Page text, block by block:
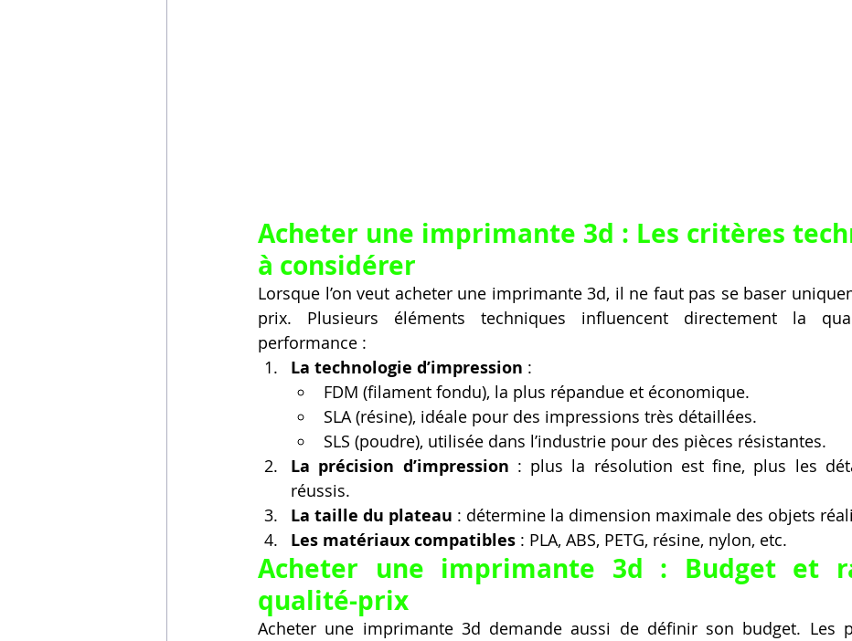
Acheter une imprimante 3d : Les critères
à considérer
Lorsque l’on veut acheter une imprimante 3d, il ne faut pas se baser
prix. Plusieurs éléments techniques influencent directement la
performance :
La technologie d’impression :
FDM (filament fondu), la plus répandue et économique.
SLA (résine), idéale pour des impressions très détaillées.
SLS (poudre), utilisée dans l’industrie pour des pièces résistantes.
La précision d’impression : plus la résolution est fine, plus les
réussis.
La taille du plateau : détermine la dimension maximale des objets
Les matériaux compatibles : PLA, ABS, PETG, résine, nylon, etc.
Acheter une imprimante 3d : Budget et
qualité-prix
Acheter une imprimante 3d demande aussi de définir son budget. Les